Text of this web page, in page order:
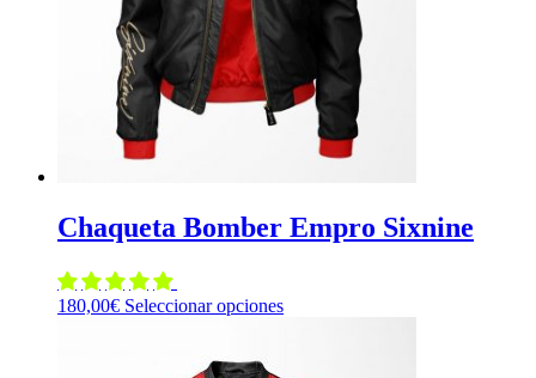
página
de
producto
Chaqueta Bomber Empro Sixnine
180,00€ Seleccionar opcionesEste